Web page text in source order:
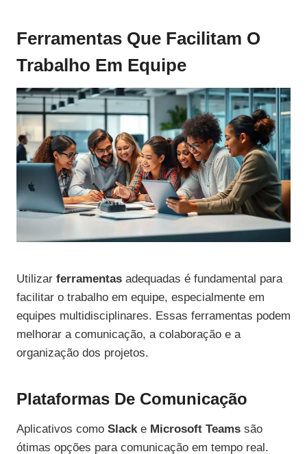
Ferramentas Que Facilitam O
Trabalho Em Equipe
Utilizar ferramentas adequadas é fundamental para
facilitar o trabalho em equipe, especialmente em
equipes multidisciplinares. Essas ferramentas podem
melhorar a comunicação, a colaboração e a
organização dos projetos.
Plataformas De Comunicação
Aplicativos como Slacke Microsoft Teams são
ótimas opções para comunicação em tempo real.